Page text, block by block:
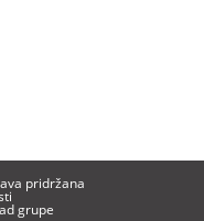
pridržana
grupe